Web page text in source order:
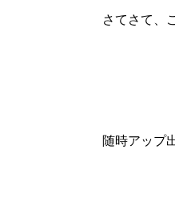
さてさて、
随時アップ